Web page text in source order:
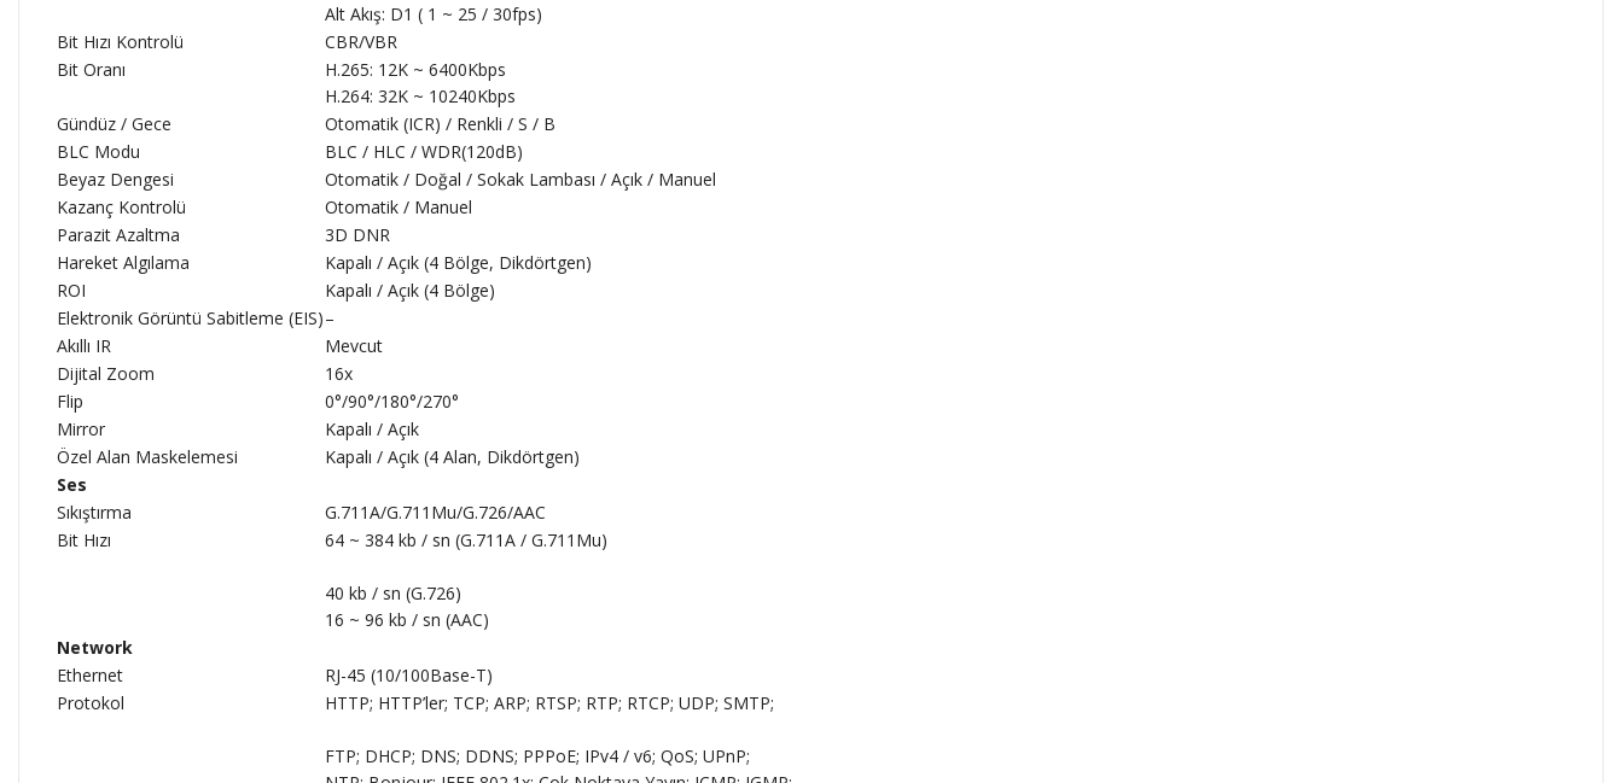
Alt Akış: D1 ( 1 ~ 25 / 30fps)
Bit Hızı Kontrolü
CBR/VBR
Bit Oranı
H.265: 12K ~ 6400Kbps
H.264: 32K ~ 10240Kbps
Gündüz / Gece
Otomatik (ICR) / Renkli / S / B
BLC Modu
BLC / HLC / WDR(120dB)
Beyaz Dengesi
Otomatik / Doğal / Sokak Lambası / Açık / Manuel
Kazanç Kontrolü
Otomatik / Manuel
Parazit Azaltma
3D DNR
Hareket Algılama
Kapalı / Açık (4 Bölge, Dikdörtgen)
ROI
Kapalı / Açık (4 Bölge)
Elektronik Görüntü Sabitleme (EIS)–
Akıllı IR
Mevcut
Dijital Zoom
16x
Flip
0°/90°/180°/270°
Mirror
Kapalı / Açık
Özel Alan Maskelemesi
Kapalı / Açık (4 Alan, Dikdörtgen)
Ses
Sıkıştırma
G.711A/G.711Mu/G.726/AAC
Bit Hızı
64 ~ 384 kb / sn (G.711A / G.711Mu)
40 kb / sn (G.726)
16 ~ 96 kb / sn (AAC)
Network
Ethernet
RJ-45 (10/100Base-T)
Protokol
HTTP; HTTP’ler; TCP; ARP; RTSP; RTP; RTCP; UDP; SMTP;
FTP; DHCP; DNS; DDNS; PPPoE; IPv4 / v6; QoS; UPnP;